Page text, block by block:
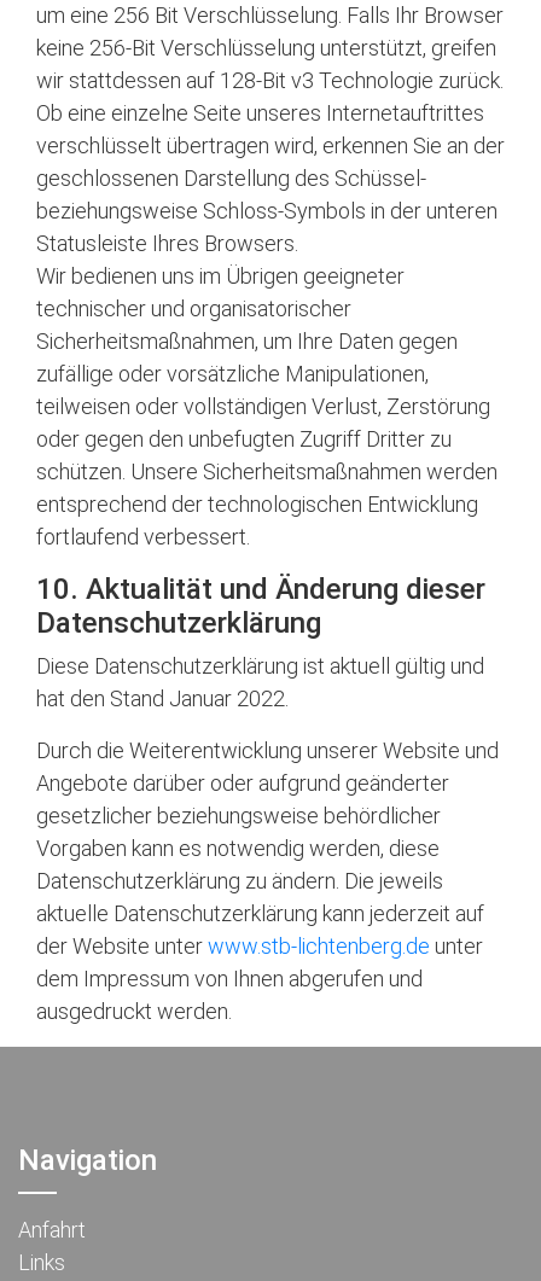
um eine 256 Bit Verschlüsselung. Falls Ihr Browser
keine 256-Bit Verschlüsselung unterstützt, greifen
wir stattdessen auf 128-Bit v3 Technologie zurück.
Ob eine einzelne Seite unseres Internetauftrittes
verschlüsselt übertragen wird, erkennen Sie an der
geschlossenen Darstellung des Schüssel-
beziehungsweise Schloss-Symbols in der unteren
Statusleiste Ihres Browsers.
Wir bedienen uns im Übrigen geeigneter
technischer und organisatorischer
Sicherheitsmaßnahmen, um Ihre Daten gegen
zufällige oder vorsätzliche Manipulationen,
teilweisen oder vollständigen Verlust, Zerstörung
oder gegen den unbefugten Zugriff Dritter zu
schützen. Unsere Sicherheitsmaßnahmen werden
entsprechend der technologischen Entwicklung
fortlaufend verbessert.
10. Aktualität und Änderung dieser
Datenschutzerklärung
Diese Datenschutzerklärung ist aktuell gültig und
hat den Stand Januar 2022.
Durch die Weiterentwicklung unserer Website und
Angebote darüber oder aufgrund geänderter
gesetzlicher beziehungsweise behördlicher
Vorgaben kann es notwendig werden, diese
Datenschutzerklärung zu ändern. Die jeweils
aktuelle Datenschutzerklärung kann jederzeit auf
der Website unterwww.stb-lichtenberg.de unter
dem Impressum von Ihnen abgerufen und
ausgedruckt werden.
Navigation
Anfahrt
Links